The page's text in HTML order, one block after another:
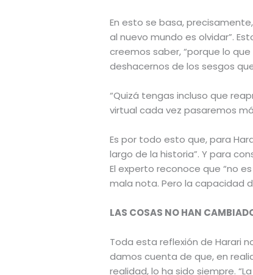
En esto se basa,
al nuevo mundo es olvidar”.
creemos saber, “porque lo
deshacernos de los sesgos
“Quizá tengas incluso que
virtual cada vez pasaremos
Es por todo esto que, para
largo de la historia”. Y para
El experto reconoce que “no
mala nota. Pero la capacidad
LAS COSAS NO HAN
Toda esta reflexión de Harari
damos cuenta de que, en
realidad, lo ha sido siempre.